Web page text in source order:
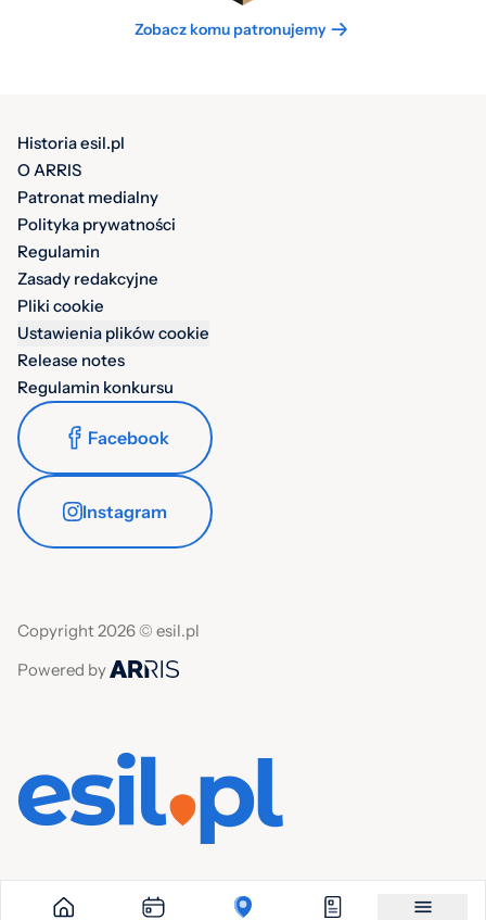
Zobacz komu patronujemy
Historia esil.pl
O ARRIS
Patronat medialny
Polityka prywatności
Regulamin
Zasady redakcyjne
Pliki cookie
Ustawienia plików cookie
Release notes
Regulamin konkursu
Facebook
Instagram
Copyright 2026 © esil.pl
Powered by